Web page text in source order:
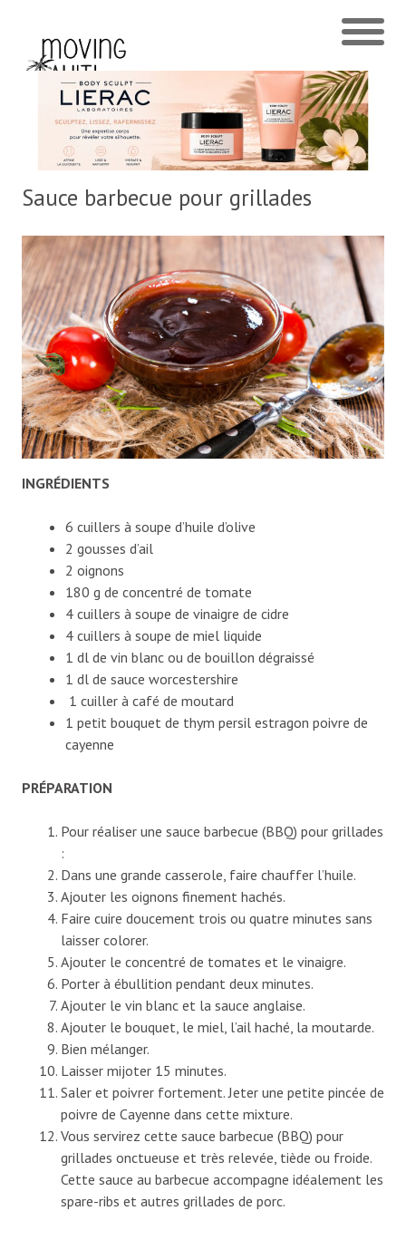
Sauce barbecue pour grillades
INGRÉDIENTS
6 cuillers à soupe d’huile d’olive
2 gousses d’ail
2 oignons
180 g de concentré de tomate
4 cuillers à soupe de vinaigre de cidre
4 cuillers à soupe de miel liquide
1 dl de vin blanc ou de bouillon dégraissé
1 dl de sauce worcestershire
1 cuiller à café de moutard
1 petit bouquet de thym persil estragon poivre de
cayenne
PRÉPARATION
Pour réaliser une sauce barbecue (BBQ) pour grillades
:
Dans une grande casserole, faire chauffer l’huile.
Ajouter les oignons finement hachés.
Faire cuire doucement trois ou quatre minutes sans
laisser colorer.
Ajouter le concentré de tomates et le vinaigre.
Porter à ébullition pendant deux minutes.
Ajouter le vin blanc et la sauce anglaise.
Ajouter le bouquet, le miel, l’ail haché, la moutarde.
Bien mélanger.
Laisser mijoter 15 minutes.
Saler et poivrer fortement. Jeter une petite pincée de
poivre de Cayenne dans cette mixture.
Vous servirez cette sauce barbecue (BBQ) pour
grillades onctueuse et très relevée, tiède ou froide.
Cette sauce au barbecue accompagne idéalement les
spare-ribs et autres grillades de porc.